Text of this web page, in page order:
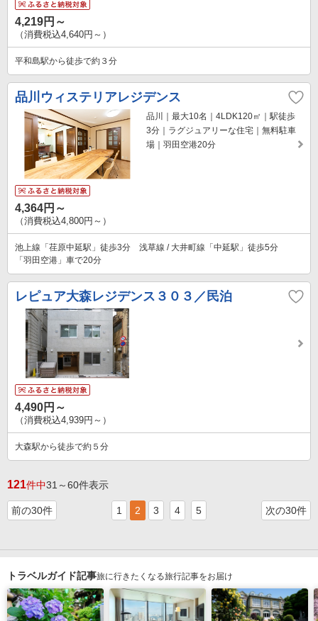
4,219円～
（消費税込4,640円～）
平和島駅から徒歩で約３分
品川ウィステリアレジデンス
品川｜最大10名｜4LDK120㎡｜駅徒歩
3分｜ラグジュアリーな住宅｜無料駐車
場｜羽田空港20分
4,364円～
（消費税込4,800円～）
池上線「荏原中延駅」徒歩3分 浅草線 / 大井町線「中延駅」徒歩5分
「羽田空港」車で20分
レピュア大森レジデンス３０３／民泊
4,490円～
（消費税込4,939円～）
大森駅から徒歩で約５分
121件中31～60件表示
前の30件 1 2 3 4 5 次の30件
トラベルガイド記事旅に行きたくなる旅行記事をお届け